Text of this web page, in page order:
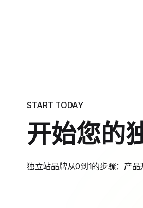
START TODAY
开始您的
独立站品牌从0到1的步骤：产